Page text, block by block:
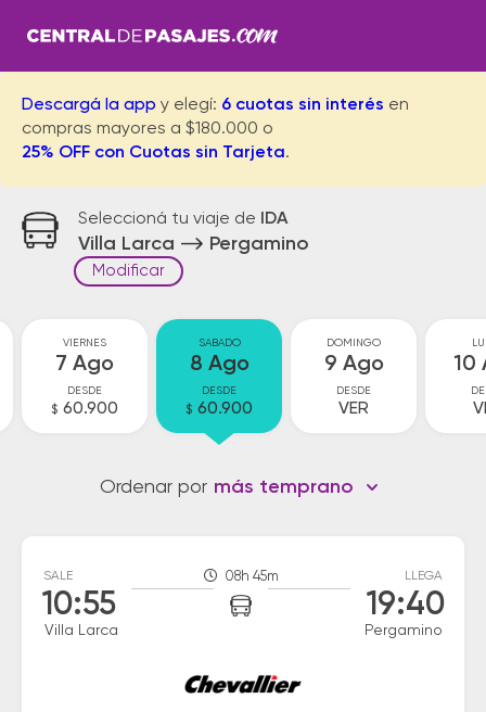
Descargá la app y elegí: 6 cuotas sin interés en
compras mayores a $180.000 o
25% OFF con Cuotas sin Tarjeta.
Seleccioná tu viaje de IDA
Villa Larca Pergamino
Modificar
VIERNES
7 Ago
DESDE
$ 60.900
SABADO
8 Ago
DESDE
$ 60.900
DOMINGO
9 Ago
DESDE
VER
10
Ordenar por más temprano
SALE
10:55
Villa Larca
08h 45m LLEGA
19:40
Pergamino